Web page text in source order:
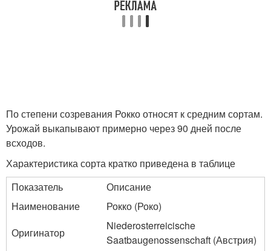
По степени созревания Рокко относят к средним сортам.
Урожай выкапывают примерно через 90 дней после
всходов.
Характеристика сорта кратко приведена в таблице
Показатель
Описание
Наименование
Рокко (Роко)
Оригинатор
Niederosterreicische
Saatbaugenossenschaft (Австрия)